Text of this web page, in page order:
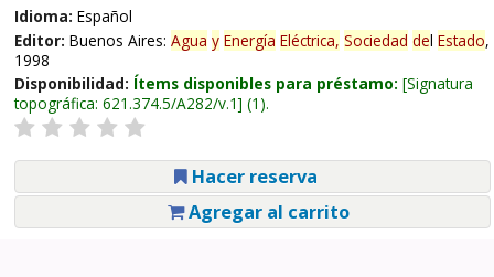
Idioma: Español
Editor: Buenos Aires: Agua y Energía Eléctrica, Sociedad del Estado,
1998
Disponibilidad: Ítems disponibles para préstamo: Signatura
topográfica: 621.374.5/A282/v.1 (1).
Hacer reserva
Agregar al carrito